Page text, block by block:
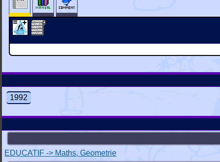
1992
EDUCATIF -> Maths, Geometrie